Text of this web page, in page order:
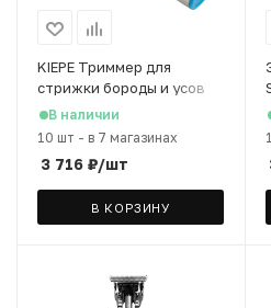
KIEPE Триммер для
стрижки бороды и усов
В наличии
10 шт - в 7 магазинах
3 716 ₽/шт
В КОРЗИНУ